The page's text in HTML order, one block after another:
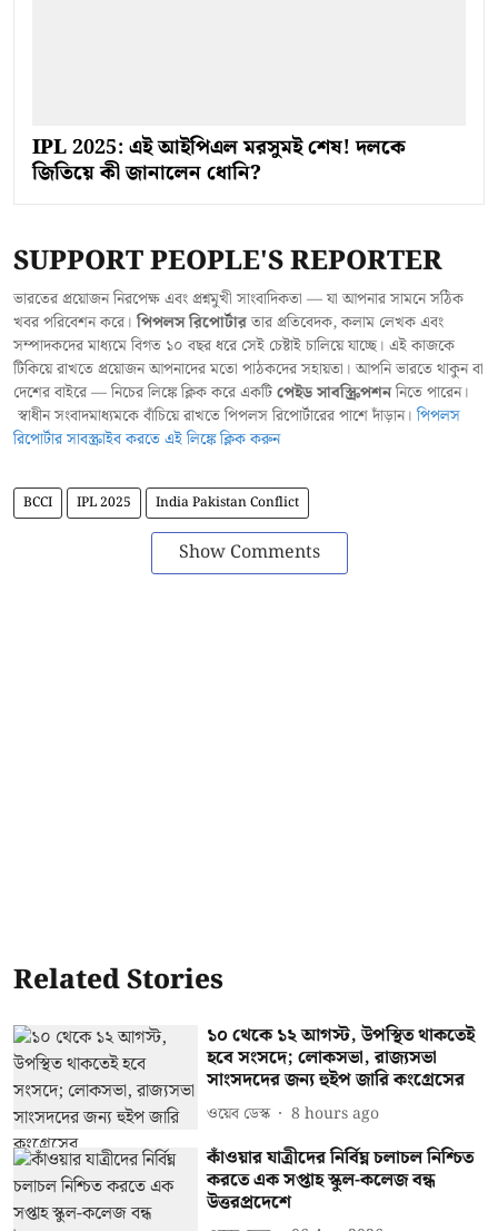
IPL 2025: এই আইপিএল মরসুমই শেষ! দলকে
জিতিয়ে কী জানালেন ধোনি?
SUPPORT PEOPLE'S REPORTER
ভারতের প্রয়োজন নিরপেক্ষ এবং প্রশ্নমুখী সাংবাদিকতা — যা আপনার সামনে সঠিক
খবর পরিবেশন করে।পিপলস রিপোর্টারতার প্রতিবেদক, কলাম লেখক এবং
সম্পাদকদের মাধ্যমে বিগত ১০ বছর ধরে সেই চেষ্টাই চালিয়ে যাচ্ছে। এই কাজকে
টিকিয়ে রাখতে প্রয়োজন আপনাদের মতো পাঠকদের সহায়তা। আপনি ভারতে থাকুন বা
দেশের বাইরে — নিচের লিঙ্কে ক্লিক করে একটিপেইড সাবস্ক্রিপশননিতে পারেন।
স্বাধীন সংবাদমাধ্যমকে বাঁচিয়ে রাখতে পিপলস রিপোর্টারের পাশে দাঁড়ান।পিপলস
রিপোর্টার সাবস্ক্রাইব করতে এই লিঙ্কে ক্লিক করুন
BCCI IPL 2025 India Pakistan Conflict
Show Comments
Related Stories
১০ থেকে ১২ আগস্ট, উপস্থিত থাকতেই
হবে সংসদে; লোকসভা, রাজ্যসভা
সাংসদদের জন্য হুইপ জারি কংগ্রেসের
ওয়েব ডেস্ক 8 hours ago
কাঁওয়ার যাত্রীদের নির্বিঘ্ন চলাচল নিশ্চিত
করতে এক সপ্তাহ স্কুল-কলেজ বন্ধ
উত্তরপ্রদেশে